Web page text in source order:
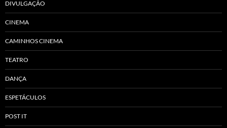
DIVULGAÇÃO
CINEMA
CAMINHOS CINEMA
TEATRO
DANÇA
ESPETÁCULOS
POST IT